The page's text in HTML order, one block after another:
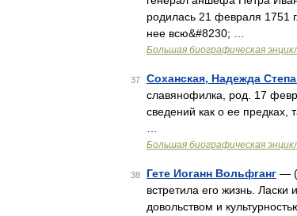
родилась 21 февраля 1751
нее всю&#8230; …
Большая биографическая
37 Соханская, Надежда
славянофилка, род. 17
сведений как о ее предках,
Большая биографическая
38 Гете Иоганн Вольфганг —
встретила его жизнь.
довольством и